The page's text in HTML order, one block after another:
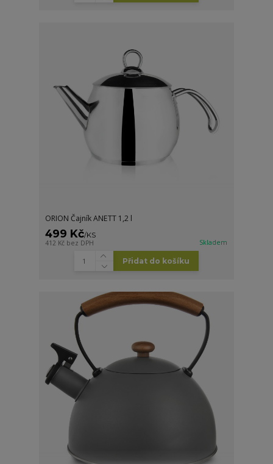
ORION Čajník ANETT 1,2 l
499 Kč/KS
412 Kč bez DPH Skladem
Přidat do košíku